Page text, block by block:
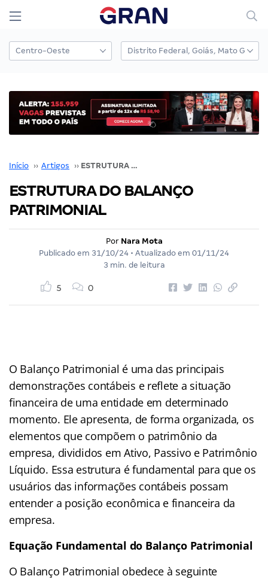
Início ›› Artigos ›› ESTRUTURA DO BALANÇO PATRIMONIAL
ESTRUTURA DO BALANÇO
PATRIMONIAL
Por Nara Mota
Publicado em 31/10/24 • Atualizado em 01/11/24
3 min. de leitura
5 0
O Balanço Patrimonial é uma das principais
demonstrações contábeis e reflete a situação
financeira de uma entidade em determinado
momento. Ele apresenta, de forma organizada, os
elementos que compõem o patrimônio da
empresa, divididos em Ativo, Passivo e Patrimônio
Líquido. Essa estrutura é fundamental para que os
usuários das informações contábeis possam
entender a posição econômica e financeira da
empresa.
Equação Fundamental do Balanço Patrimonial
O Balanço Patrimonial obedece à seguinte